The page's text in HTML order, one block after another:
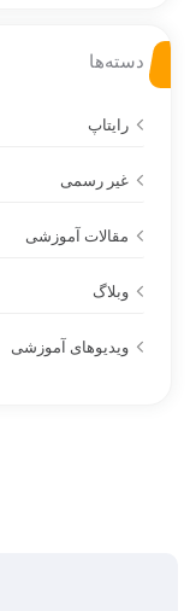
دسته‌ها
رایتاپ
غیر رسمی
مقالات آموزشی
وبلاگ
ویدیوهای آموزشی